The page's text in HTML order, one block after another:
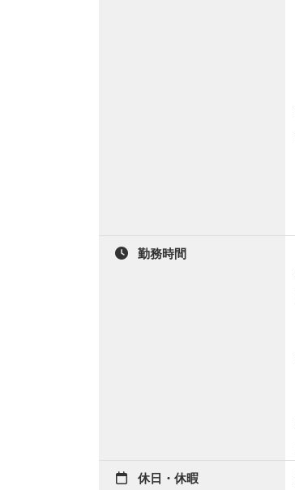
勤務時間
休日・休暇